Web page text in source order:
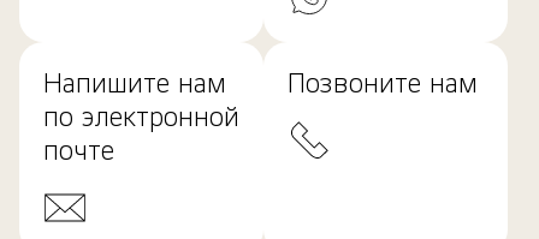
Напишите нам
по электронной
почте
Позвоните нам